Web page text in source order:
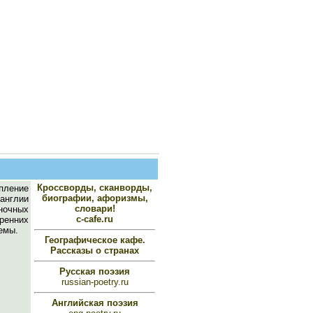
Кроссворды, сканворды,
биографии, афоризмы,
словари!
c-cafe.ru
Географическое кафе.
Рассказы о странах
Русская поэзия
russian-poetry.ru
Английская поэзия